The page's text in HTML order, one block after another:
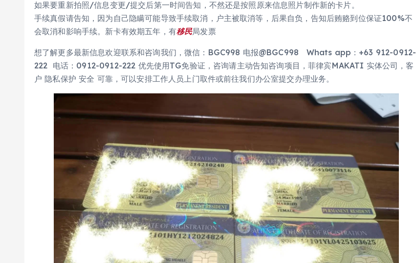
如果要重新拍照/信息变更/提交后第一时间告知，不然还是按照原来信息照片制作新的卡片。
手续真假请告知，因为自己隐瞒可能导致手续取消，户主被取消等，后果自负，告知后贿赂到位保证100%不
会取消和影响手续。新卡有效期五年，有移民局发票
想了解更多最新信息欢迎联系和咨询我们，微信：BGC998 电报@BGC998 Whats app：+63 912-0912-
222 电话：0912-0912-222 优先使用TG免验证，咨询请主动告知咨询项目，菲律宾MAKATI 实体公司，客
户 隐私保护 安全 可靠，可以安排工作人员上门取件或前往我们办公室提交办理业务。